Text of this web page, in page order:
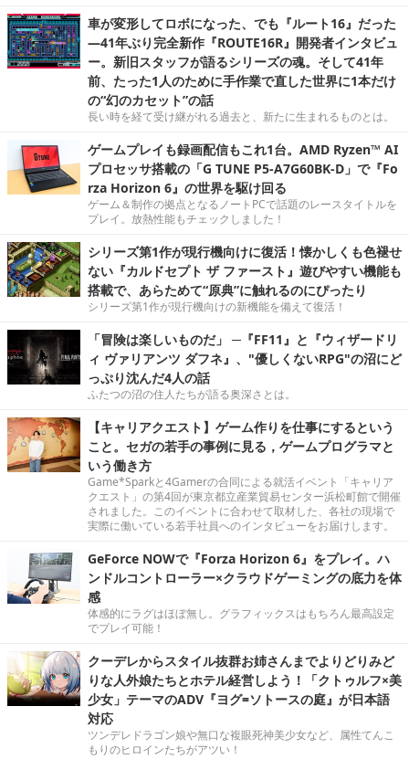
車が変形してロボになった、でも『ルート16』だった
―41年ぶり完全新作『ROUTE16R』開発者インタビュ
ー。新旧スタッフが語るシリーズの魂。そして41年
前、たった1人のために手作業で直した世界に1本だけ
の“幻のカセット”の話
長い時を経て受け継がれる過去と、新たに生まれるものとは。
ゲームプレイも録画配信もこれ1台。AMD Ryzen™ AI
プロセッサ搭載の「G TUNE P5-A7G60BK-D」で『Fo
rza Horizon 6』の世界を駆け回る
ゲーム＆制作の拠点となるノートPCで話題のレースタイトルを
プレイ。放熱性能もチェックしました！
シリーズ第1作が現行機向けに復活！懐かしくも色褪せ
ない『カルドセプト ザ ファースト』遊びやすい機能も
搭載で、あらためて“原典”に触れるのにぴったり
シリーズ第1作が現行機向けの新機能を備えて復活！
「冒険は楽しいものだ」 ─『FF11』と『ウィザードリ
ィ ヴァリアンツ ダフネ』、"優しくないRPG"の沼にど
っぷり沈んだ4人の話
ふたつの沼の住人たちが語る奥深さとは。
【キャリアクエスト】ゲーム作りを仕事にするという
こと。セガの若手の事例に見る，ゲームプログラマと
いう働き方
Game*Sparkと4Gamerの合同による就活イベント「キャリア
クエスト」の第4回が東京都立産業貿易センター浜松町館で開催
されました。このイベントに合わせて取材した、各社の現場で
実際に働いている若手社員へのインタビューをお届けします。
GeForce NOWで『Forza Horizon 6』をプレイ。ハ
ンドルコントローラー×クラウドゲーミングの底力を体
感
体感的にラグはほぼ無し。グラフィックスはもちろん最高設定
でプレイ可能！
クーデレからスタイル抜群お姉さんまでよりどりみど
りな人外娘たちとホテル経営しよう！「クトゥルフ×美
少女」テーマのADV『ヨグ=ソトースの庭』が日本語
対応
ツンデレドラゴン娘や無口な複眼死神美少女など、属性てんこ
もりのヒロインたちがアツい！